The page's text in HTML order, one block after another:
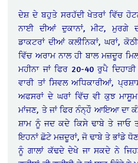
ਦੇਸ਼ ਦੇ ਬਹੁਤੇ ਸਰਹੱਦੀ ਖੇਤਰਾਂ ਵਿੱਚ
ਨਾਈ ਦੀਆਂ ਦੁਕਾਨਾਂ, ਮੀਟ, ਮੁਰਗੇ
ਡਾਕਟਰਾਂ ਦੀਆਂ ਕਲੀਨਿਕਾਂ, ਘਰਾਂ,
ਵਿੱਚ ਅਰਾਮ ਨਾਲ ਹੀ ਬਾਲ ਮਜ਼ਦੂਰ
ਮਹੀਨਾ ਜਾਂ ਫਿਰ 20-40 ਰੁਪੈ
ਵਾਰੀ ਤਾਂ ਸਿਵਲ ਅਧਿਕਾਰੀਆਂ,
ਅਫਸਰਾਂ ਦੇ ਘਰਾਂ ਵਿੱਚ ਵੀ ਕੁਝ
ਮਾਂਜਣ, ਤੇ ਜਾਂ ਫਿਰ ਨੰਨ੍ਹੌ ਆਇਆ ਦਾ
ਸ਼ਾਮ ਨੂੰ ਜਦ ਕਦੇ ਕਿਸੇ ਢਾਬੇ ਤੇ ਜਾਓ
ਇਹਨਾਂ ਛੋਟੇ ਮਜ਼ਦੂਰਾਂ, ਜੋ ਢਾਬੇ ਤੇ ਭਾਂਡੇ
ਨੂੰ ਗਾਲਾਂ ਕੱਢਦੇ ਦੇਖੇ ਜਾ ਸਕਦੇ ਨੇ